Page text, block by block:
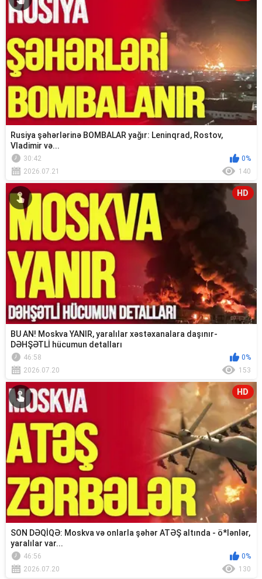
Rusiya şəhərlərinə BOMBALAR yağır: Leninqrad, Rostov,
Vladimir və...
30:42
0%
2026.07.21
140
HD
BU AN! Moskva YANIR, yaralılar xəstəxanalara daşınır-
DƏHŞƏTLİ hücumun detalları
46:58
0%
2026.07.20
153
HD
SON DƏQİQƏ: Moskva və onlarla şəhər ATƏŞ altında - ö*lənlər,
yaralılar var...
46:56
0%
2026.07.20
130